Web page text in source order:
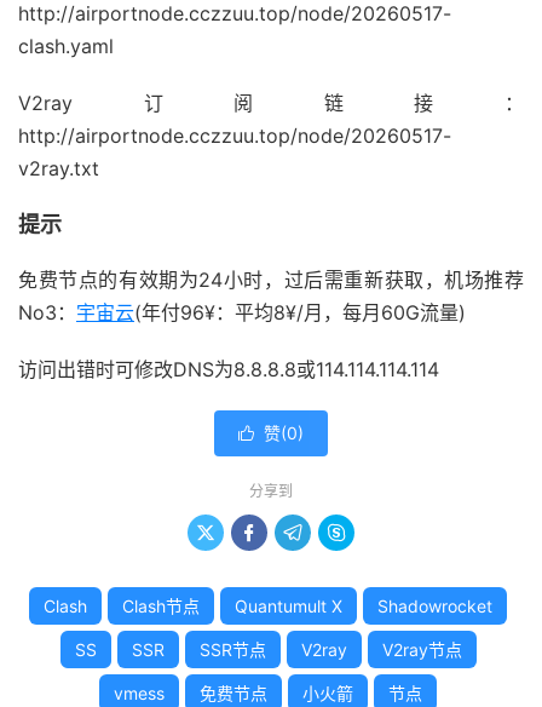
http://airportnode.cczzuu.top/node/20260517-
clash.yaml
V2ray订阅链接：
http://airportnode.cczzuu.top/node/20260517-
v2ray.txt
提示
免费节点的有效期为24小时，过后需重新获取，机场推荐
No3： 宇宙云(年付96¥：平均8¥/月，每月60G流量)
访问出错时可修改DNS为8.8.8.8或114.114.114.114
 赞(0)
分享到
   
Clash Clash节点 Quantumult X Shadowrocket
SS SSR SSR节点 V2ray V2ray节点
vmess 免费节点 小火箭 节点